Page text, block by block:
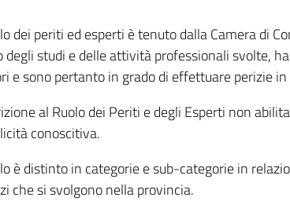
dei periti ed esperti è tenuto dalla Camera di
degli studi e delle attività professionali svolte,
e sono pertanto in grado di effettuare perizie
al Ruolo dei Periti e degli Esperti non
conoscitiva.
è distinto in categorie e sub-categorie in
che si svolgono nella provincia.